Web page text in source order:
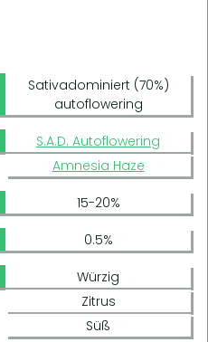
Sativadominiert (70%)
autoflowering
S.A.D. Autoflowering
Amnesia Haze
15-20%
0.5%
Würzig
Zitrus
Süß